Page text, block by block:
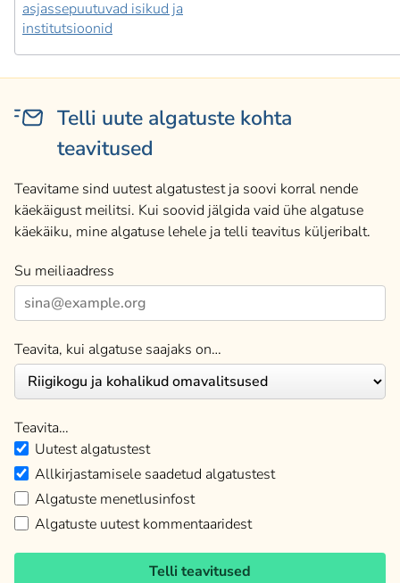
asjassepuutuvad isikud ja
institutsioonid
Telli uute algatuste kohta
teavitused
Teavitame sind uutest algatustest ja soovi korral nende
käekäigust meilitsi. Kui soovid jälgida vaid ühe algatuse
käekäiku, mine algatuse lehele ja telli teavitus küljeribalt.
Su meiliaadress
Teavita, kui algatuse saajaks on…
Teavita…
Uutest algatustest
Allkirjastamisele saadetud algatustest
Algatuste menetlusinfost
Algatuste uutest kommentaaridest
Telli teavitused